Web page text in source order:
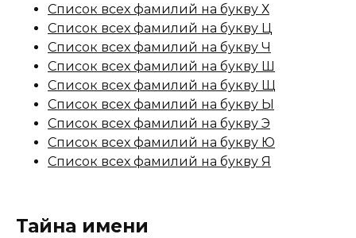
Список всех фамилий на букву Х
Список всех фамилий на букву Ц
Список всех фамилий на букву Ч
Список всех фамилий на букву Ш
Список всех фамилий на букву Щ
Список всех фамилий на букву Ы
Список всех фамилий на букву Э
Список всех фамилий на букву Ю
Список всех фамилий на букву Я
Тайна имени